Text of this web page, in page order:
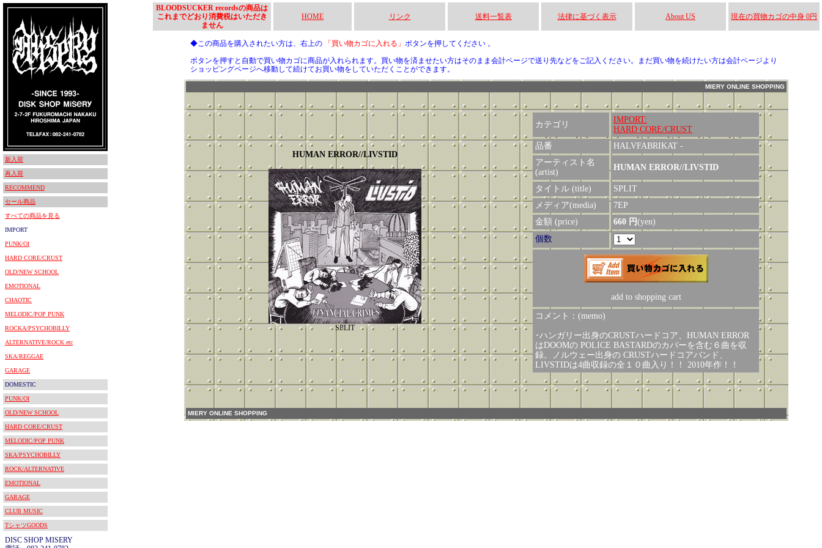
新入荷
再入荷
RECOMMEND
セール商品
すべての商品を見る
IMPORT
PUNK/OI
HARD CORE/CRUST
OLD/NEW SCHOOL
EMOTIONAL
CHAOTIC
MELODIC/POP PUNK
ROCKA/PSYCHOBILLY
ALTERNATIVE/ROCK etc
SKA/REGGAE
GARAGE
DOMESTIC
PUNK/OI
OLD/NEW SCHOOL
HARD CORE/CRUST
MELODIC/POP PUNK
SKA/PSYCHOBILLY
ROCK/ALTERNATIVE
EMOTIONAL
GARAGE
CLUB MUSIC
TシャツGOODS
DISC SHOP MISERY
BLOODSUCKER recordsの商品は
これまでどおり消費税はいただき
ません
HOME リンク 送料一覧表 法律に基づく表示 About US 現在の買物カゴの中身 0円
◆この商品を購入されたい方は、右上の 「買い物カゴに入れる」 ボタンを押してください 。
ボタンを押すと自動で買い物カゴに商品が入れられます。買い物を済ませたい方はそのまま会計ページで送り先などをご記入ください。まだ買い物を続けたい方は会計ページより
ショッピングページへ移動して続けてお買い物をしていただくことができます。
MIERY ONLINE SHOPPING
HUMAN ERROR//LIVSTID
SPLIT
カテゴリ
IMPORT:
HARD CORE/CRUST
品番
HALVFABRIKAT -
アーティスト名
(artist)
HUMAN ERROR//LIVSTID
タイトル (title)
SPLIT
メディア(media)
7EP
金額 (price)
660 円(yen)
個数
add to shopping cart
コメント：(memo)
･ハンガリー出身のCRUSTハードコア、HUMAN ERROR
はDOOMの POLICE BASTARDのカバーを含む６曲を収
録。ノルウェー出身の CRUSTハードコアバンド、
LIVSTIDは4曲収録の全１０曲入り！！ 2010年作！！
MIERY ONLINE SHOPPING